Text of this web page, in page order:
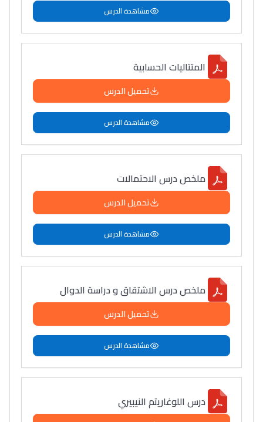
Lycée Maroc
التعليم الثانوي التأهيلي
Collège au Maroc
التعليم الثانوي الإعدادي
Post-Bac
+ de 78 Sujets
Interviews/Vidéos
+ de 89 Interviews/Vidéos
دليل المهن
ما يزيد عن 149 مهنة
مشاهدة الدرس
المتتاليات الحسابية
تحميل الدرس
مشاهدة الدرس
ملخص درس الاحتمالات
تحميل الدرس
مشاهدة الدرس
ملخص درس الاشتقاق و دراسة الدوال
تحميل الدرس
مشاهدة الدرس
درس اللوغاريتم النيبيري